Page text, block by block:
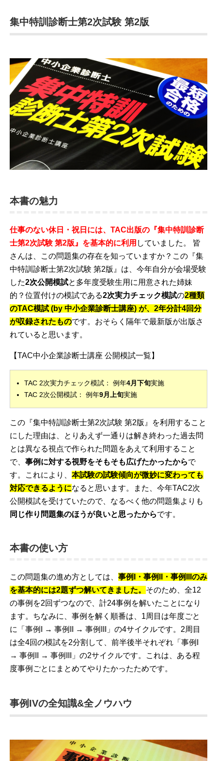
集中特訓診断士第2次試験 第2版
本書の魅力
仕事のない休日・祝日には、TAC出版の『集中特訓診断
士第2次試験 第2版』を基本的に利用 していました。 皆
さんは、この問題集の存在を知っていますか？この『集
中特訓診断士第2次試験 第2版』は、今年自分が会場受験
した2次公開模試と多年度受験生用に用意された姉妹
的？位置付けの模試である2次実力チェック模試の2種類
のTAC模試 (by 中小企業診断士講座) が、2年分計4回分
が収録されたものです。おそらく隔年で最新版が出版さ
れていると思います。
【TAC中小企業診断士講座 公開模試一覧】
TAC 2次実力チェック模試： 例年4月下旬実施
TAC 2次公開模試： 例年9月上旬実施
この『集中特訓診断士第2次試験 第2版』を利用すること
にした理由は、とりあえず一通りは解き終わった過去問
とは異なる視点で作られた問題をあえて利用すること
で、 事例に対する視野をそもそも広げたかったからで
す。これにより、 本試験の試験傾向が微妙に変わっても
対応できるようになると思います。また、今年TAC2次
公開模試を受けていたので、なるべく他の問題集よりも
同じ作り問題集のほうが良いと思ったからです。
本書の使い方
この問題集の進め方としては、 事例I・事例II・事例IIIのみ
を基本的には2題ずつ解いてきました。 そのため、全12
の事例を2回ずつなので、計24事例を解いたことになり
ます。ちなみに、事例を解く順番は、1周目は年度ごと
に「事例I → 事例II → 事例III」の4サイクルです。2周目
は全4回の模試を2分割して、前半後半それぞれ「事例I
→ 事例II → 事例III」の2サイクルです。これは、ある程
度事例ごとにまとめてやりたかったためです。
事例IVの全知識&全ノウハウ